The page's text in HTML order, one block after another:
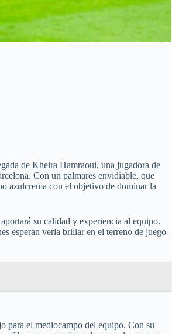
de Kheira Hamraoui, una jugadora de
Con un palmarés envidiable, que
azulcrema con el objetivo de dominar la
su calidad y experiencia al equipo.
esperan verla brillar en el terreno de juego
para el mediocampo del equipo. Con su